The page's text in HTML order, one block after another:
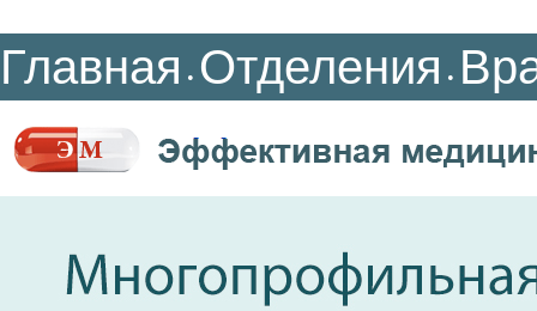
Главная • Отделения •